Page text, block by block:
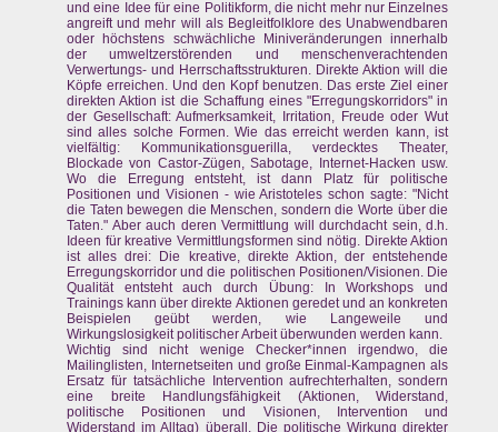
und eine Idee für eine Politikform, die nicht mehr nur Einzelnes
angreift und mehr will als Begleitfolklore des Unabwendbaren
oder höchstens schwächliche Miniveränderungen innerhalb
der umweltzerstörenden und menschenverachtenden
Verwertungs- und Herrschaftsstrukturen. Direkte Aktion will die
Köpfe erreichen. Und den Kopf benutzen. Das erste Ziel einer
direkten Aktion ist die Schaffung eines "Erregungskorridors" in
der Gesellschaft: Aufmerksamkeit, Irritation, Freude oder Wut
sind alles solche Formen. Wie das erreicht werden kann, ist
vielfältig: Kommunikationsguerilla, verdecktes Theater,
Blockade von Castor-Zügen, Sabotage, Internet-Hacken usw.
Wo die Erregung entsteht, ist dann Platz für politische
Positionen und Visionen - wie Aristoteles schon sagte: "Nicht
die Taten bewegen die Menschen, sondern die Worte über die
Taten." Aber auch deren Vermittlung will durchdacht sein, d.h.
Ideen für kreative Vermittlungsformen sind nötig. Direkte Aktion
ist alles drei: Die kreative, direkte Aktion, der entstehende
Erregungskorridor und die politischen Positionen/Visionen. Die
Qualität entsteht auch durch Übung: In Workshops und
Trainings kann über direkte Aktionen geredet und an konkreten
Beispielen geübt werden, wie Langeweile und
Wirkungslosigkeit politischer Arbeit überwunden werden kann.
Wichtig sind nicht wenige Checker*innen irgendwo, die
Mailinglisten, Internetseiten und große Einmal-Kampagnen als
Ersatz für tatsächliche Intervention aufrechterhalten, sondern
eine breite Handlungsfähigkeit (Aktionen, Widerstand,
politische Positionen und Visionen, Intervention und
Widerstand im Alltag) überall. Die politische Wirkung direkter